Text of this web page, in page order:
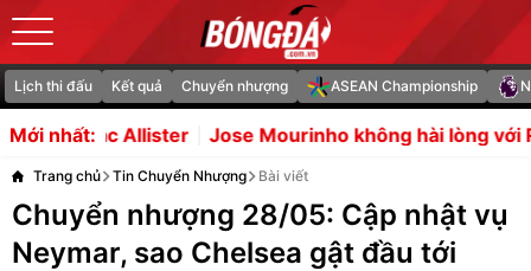
Lịch thi đấu Kết quả Chuyển nhượng ASEAN Championship
Mới nhất:
Jose Mourinho không hài lòng với Real Madrid
Trang chủ Tin Chuyển Nhượng Bài viết
Chuyển nhượng 28/05: Cập nhật vụ
Neymar, sao Chelsea gật đầu tới